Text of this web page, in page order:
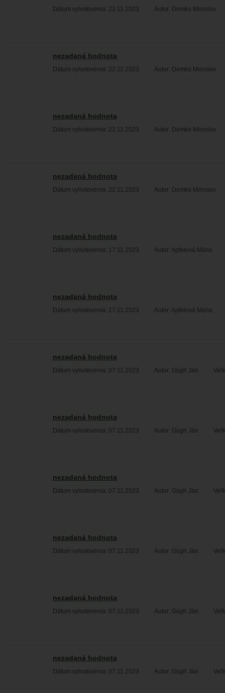
Dátum vyhotovenia: 22.11.2023 Autor: Demko Miroslav
nezadaná hodnota
Dátum vyhotovenia: 22.11.2023 Autor: Demko Miroslav
nezadaná hodnota
Dátum vyhotovenia: 22.11.2023 Autor: Demko Miroslav
nezadaná hodnota
Dátum vyhotovenia: 22.11.2023 Autor: Demko Miroslav
nezadaná hodnota
Dátum vyhotovenia: 17.11.2023 Autor: Apfelová Mária
nezadaná hodnota
Dátum vyhotovenia: 17.11.2023 Autor: Apfelová Mária
nezadaná hodnota
Dátum vyhotovenia: 07.11.2023 Autor: Gúgh Ján
nezadaná hodnota
Dátum vyhotovenia: 07.11.2023 Autor: Gúgh Ján
nezadaná hodnota
Dátum vyhotovenia: 07.11.2023 Autor: Gúgh Ján
nezadaná hodnota
Dátum vyhotovenia: 07.11.2023 Autor: Gúgh Ján
nezadaná hodnota
Dátum vyhotovenia: 07.11.2023 Autor: Gúgh Ján
nezadaná hodnota
Dátum vyhotovenia: 07.11.2023 Autor: Gúgh Ján